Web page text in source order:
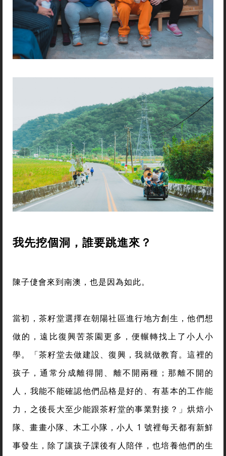
我先挖個洞，誰要跳進來？
陳子倢會來到南澳，也是因為如此。
當初，茶籽堂選擇在朝陽社區進行地方創生，他們想
做的，遠比復興苦茶園更多，便輾轉找上了小人小
學。「茶籽堂去做建設、復興，我就做教育。這裡的
孩子，通常分成離得開、離不開兩種；那離不開的
人，我能不能確認他們品格是好的、有基本的工作能
力，之後長大至少能跟茶籽堂的事業對接？」烘焙小
隊、畫畫小隊、木工小隊，小人 1 號裡每天都有新鮮
事發生，除了讓孩子課後有人陪伴，也培養他們的生